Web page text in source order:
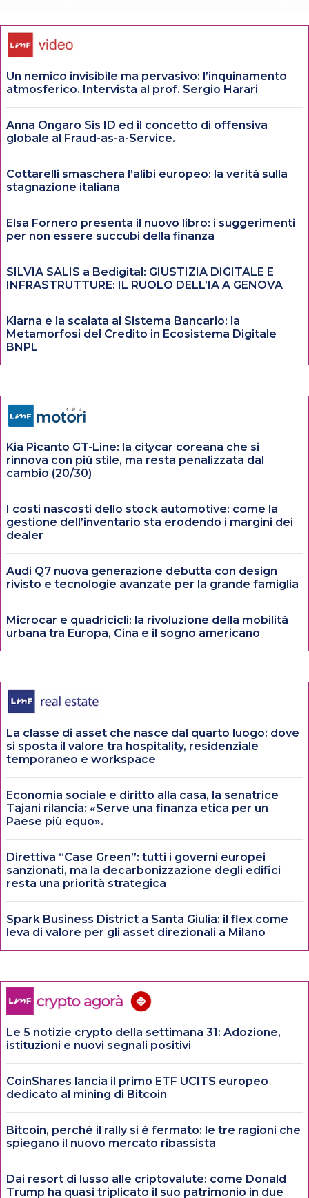
Un nemico invisibile ma pervasivo: l’inquinamento
atmosferico. Intervista al prof. Sergio Harari
Anna Ongaro Sis ID ed il concetto di offensiva
globale al Fraud-as-a-Service.
Cottarelli smaschera l’alibi europeo: la verità sulla
stagnazione italiana
Elsa Fornero presenta il nuovo libro: i suggerimenti
per non essere succubi della finanza
SILVIA SALIS a Bedigital: GIUSTIZIA DIGITALE E
INFRASTRUTTURE: IL RUOLO DELL’IA A GENOVA
Klarna e la scalata al Sistema Bancario: la
Metamorfosi del Credito in Ecosistema Digitale
BNPL
Kia Picanto GT-Line: la citycar coreana che si
rinnova con più stile, ma resta penalizzata dal
cambio (20/30)
I costi nascosti dello stock automotive: come la
gestione dell’inventario sta erodendo i margini dei
dealer
Audi Q7 nuova generazione debutta con design
rivisto e tecnologie avanzate per la grande famiglia
Microcar e quadricicli: la rivoluzione della mobilità
urbana tra Europa, Cina e il sogno americano
La classe di asset che nasce dal quarto luogo: dove
si sposta il valore tra hospitality, residenziale
temporaneo e workspace
Economia sociale e diritto alla casa, la senatrice
Tajani rilancia: «Serve una finanza etica per un
Paese più equo».
Direttiva “Case Green”: tutti i governi europei
sanzionati, ma la decarbonizzazione degli edifici
resta una priorità strategica
Spark Business District a Santa Giulia: il flex come
leva di valore per gli asset direzionali a Milano
Le 5 notizie crypto della settimana 31: Adozione,
istituzioni e nuovi segnali positivi
CoinShares lancia il primo ETF UCITS europeo
dedicato al mining di Bitcoin
Bitcoin, perché il rally si è fermato: le tre ragioni che
spiegano il nuovo mercato ribassista
Dai resort di lusso alle criptovalute: come Donald
Trump ha quasi triplicato il suo patrimonio in due